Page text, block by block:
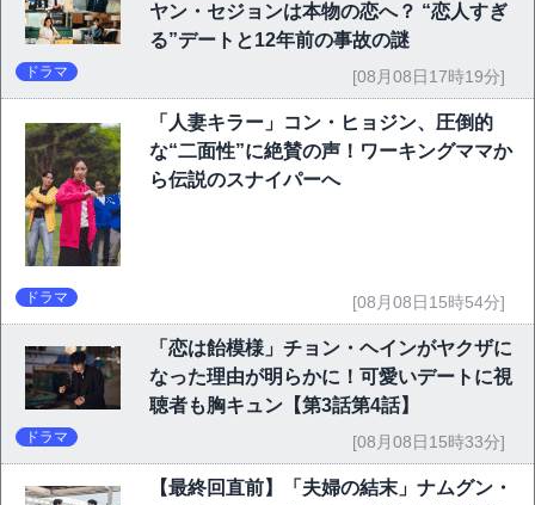
ヤン・セジョンは本物の恋へ？ “恋人すぎ
る”デートと12年前の事故の謎
ドラマ [08月08日17時19分]
「人妻キラー」コン・ヒョジン、圧倒的
な“二面性”に絶賛の声！ワーキングママか
ら伝説のスナイパーへ
ドラマ [08月08日15時54分]
「恋は飴模様」チョン・ヘインがヤクザに
なった理由が明らかに！可愛いデートに視
聴者も胸キュン【第3話第4話】
ドラマ [08月08日15時33分]
【最終回直前】「夫婦の結末」ナムグン・